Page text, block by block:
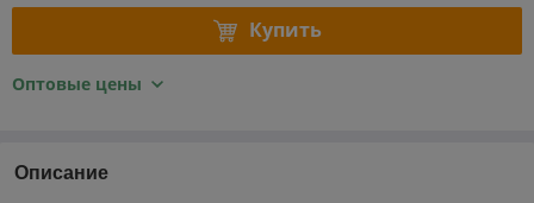
Купить
Оптовые цены
Описание